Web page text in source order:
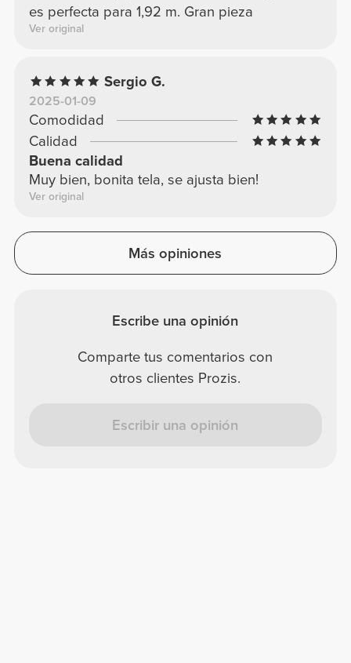
es perfecta para 1,92 m. Gran pieza
Ver original
Sergio G.
2025-01-09
Comodidad
Calidad
Buena calidad
Muy bien, bonita tela, se ajusta bien!
Ver original
Más opiniones
Escribe una opinión
Comparte tus comentarios con
otros clientes Prozis.
Escribir una opinión